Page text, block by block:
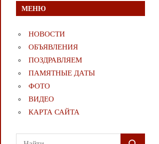
МЕНЮ
НОВОСТИ
ОБЪЯВЛЕНИЯ
ПОЗДРАВЛЯЕМ
ПАМЯТНЫЕ ДАТЫ
ФОТО
ВИДЕО
КАРТА САЙТА
Поиск